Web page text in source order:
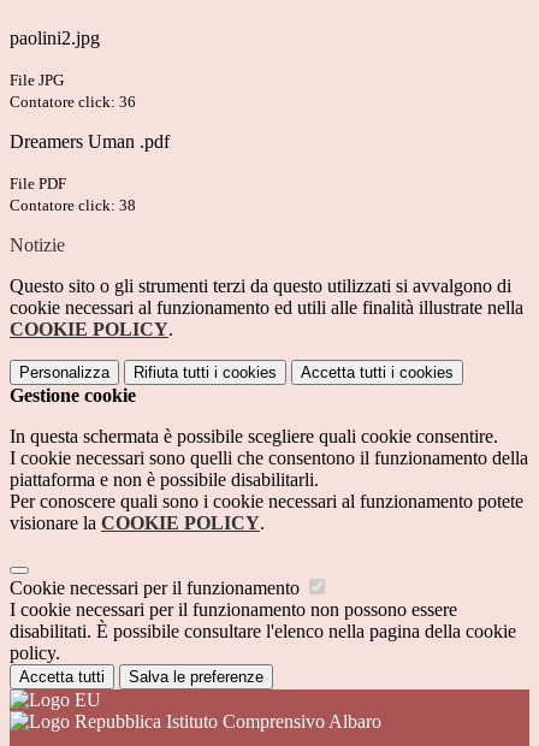
paolini2.jpg
File JPG
Contatore click: 36
Dreamers Uman .pdf
File PDF
Contatore click: 38
Notizie
Questo sito o gli strumenti terzi da questo utilizzati si avvalgono di
cookie necessari al funzionamento ed utili alle finalità illustrate nella
COOKIE POLICY.
Personalizza Rifiuta tutti i cookies Accetta tutti i cookies
Gestione cookie
In questa schermata è possibile scegliere quali cookie consentire.
I cookie necessari sono quelli che consentono il funzionamento della
piattaforma e non è possibile disabilitarli.
Per conoscere quali sono i cookie necessari al funzionamento potete
visionare la COOKIE POLICY.
Cookie necessari per il funzionamento
I cookie necessari per il funzionamento non possono essere
disabilitati. È possibile consultare l'elenco nella pagina della cookie
policy.
Accetta tutti Salva le preferenze
Istituto Comprensivo Albaro